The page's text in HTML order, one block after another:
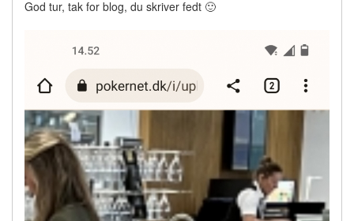
God tur, tak for blog, du skriver fedt 🙂